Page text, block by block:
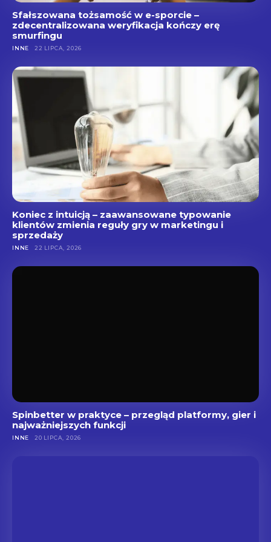
Sfałszowana tożsamość w e-sporcie –
zdecentralizowana weryfikacja kończy erę
smurfingu
INNE 22 LIPCA, 2026
Koniec z intuicją – zaawansowane typowanie
klientów zmienia reguły gry w marketingu i
sprzedaży
INNE 22 LIPCA, 2026
Spinbetter w praktyce – przegląd platformy, gier i
najważniejszych funkcji
INNE 20 LIPCA, 2026